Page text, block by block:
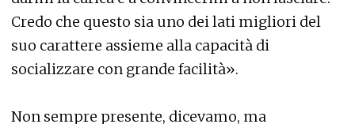
Credo che questo sia uno dei lati migliori del
suo carattere assieme alla capacità di
socializzare con grande facilità».
Non sempre presente, dicevamo, ma